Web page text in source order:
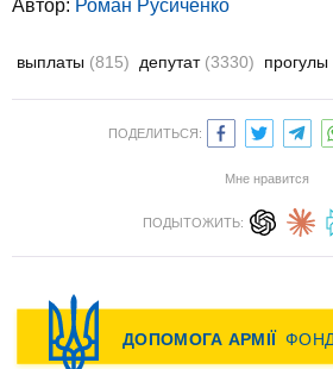
Автор: Роман Русиченко
выплаты (815) депутат (3330) прогулы
ПОДЕЛИТЬСЯ:
Мне нравится
ПОДЫТОЖИТЬ: